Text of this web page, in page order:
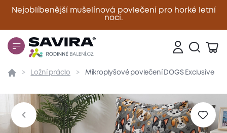
Nejoblíbenější mušelínová povlečení pro horké letní
noci.
Zavřít
Přehled Parametry Popis produktu Materiál
Ložní prádlo Mikroplyšové povlečení DOGS Exclusive